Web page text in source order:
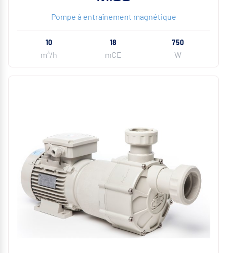
Pompe à entraînement magnétique
10
m³/h
18
mCE
750
W